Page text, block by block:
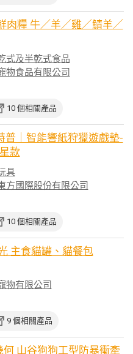
肉糧 牛／羊／雞／鯖羊／
式及半乾式食品
物食品有限公司
10 個相關產品
普｜智能響紙狩獵遊戲墊-
款
具
方國際股份有限公司
10 個相關產品
主食貓罐、貓餐包
物有限公司
9 個相關產品
何 山谷狗狗工型防暴衝牽